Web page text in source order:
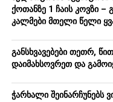
ქოთანზე 1 ჩაის კოვზი
კალმები მთელი წელი
განსხვავებები თეთრ,
დაიმახსოვრეთ და
ჭარხალი შეინარჩუნებს